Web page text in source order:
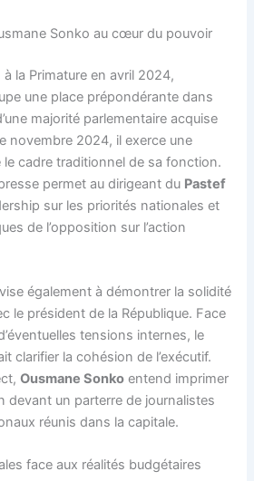
Sonko au cœur du pouvoir
la Primature en avril 2024,
une place prépondérante dans
majorité parlementaire acquise
novembre 2024, il exerce une
le cadre traditionnel de sa fonction.
permet au dirigeant du Pastef
sur les priorités nationales et
de l’opposition sur l’action
également à démontrer la solidité
le président de la République. Face
tensions internes, le
clarifier la cohésion de l’exécutif.
Ousmane Sonko entend imprimer
devant un parterre de journalistes
réunis dans la capitale.
face aux réalités budgétaires